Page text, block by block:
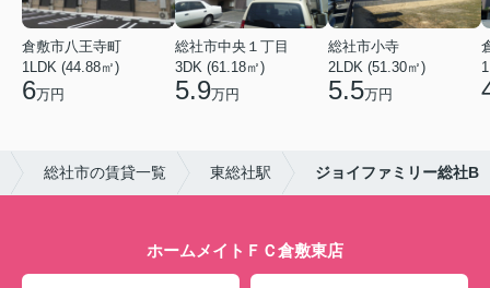
倉敷市八王寺町
1LDK (44.88㎡)
6万円
総社市中央１丁目
3DK (61.18㎡)
5.9万円
総社市小寺
2LDK (51.30㎡)
5.5万円
総社市の賃貸一覧 東総社駅 ジョイファミリー総社B
ホームメイトＦＣ倉敷東店